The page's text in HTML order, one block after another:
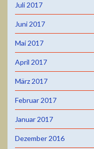
Juli 2017
Juni 2017
Mai 2017
April 2017
März 2017
Februar 2017
Januar 2017
Dezember 2016